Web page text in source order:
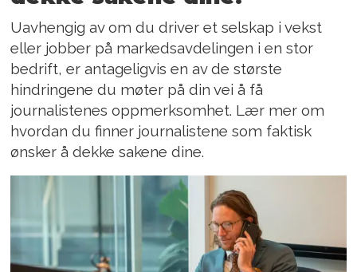
Uavhengig av om du driver et selskap i vekst
eller jobber på markedsavdelingen i en stor
bedrift, er antageligvis en av de største
hindringene du møter på din vei å få
journalistenes oppmerksomhet. Lær mer om
hvordan du finner journalistene som faktisk
ønsker å dekke sakene dine.